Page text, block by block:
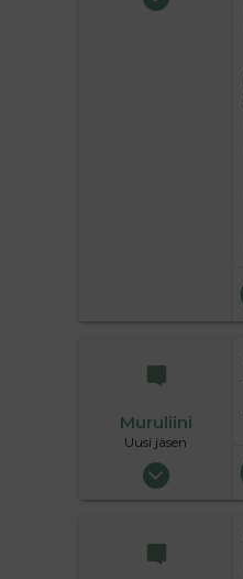
Muruliini
Uusi jäsen
24.05.2004